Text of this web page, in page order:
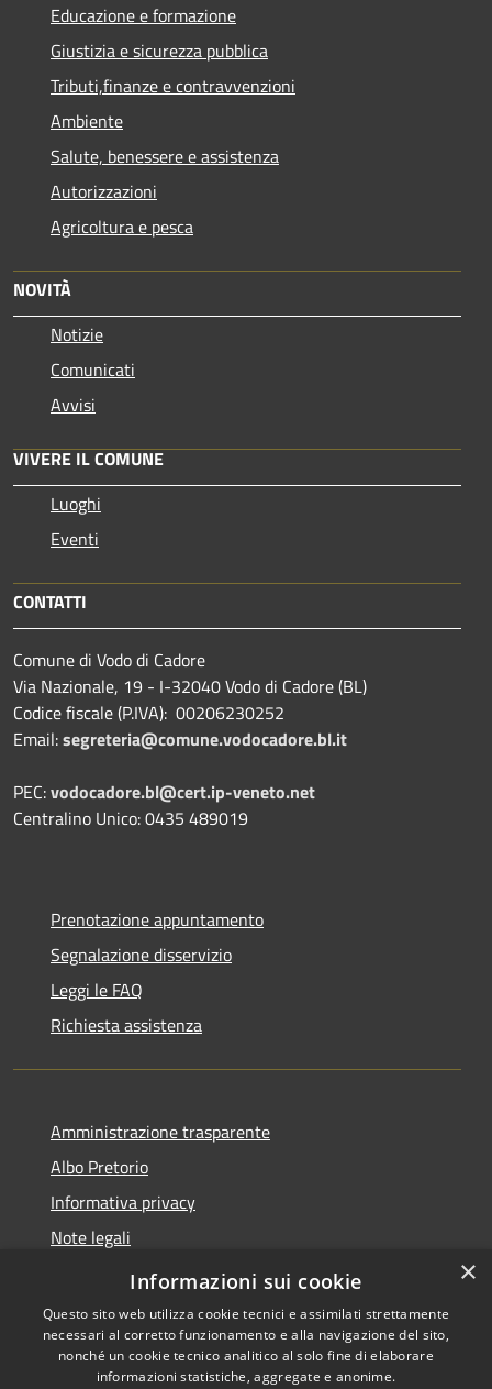
Educazione e formazione
Giustizia e sicurezza pubblica
Tributi,finanze e contravvenzioni
Ambiente
Salute, benessere e assistenza
Autorizzazioni
Agricoltura e pesca
NOVITÀ
Notizie
Comunicati
Avvisi
VIVERE IL COMUNE
Luoghi
Eventi
CONTATTI
Comune di Vodo di Cadore
Via Nazionale, 19 - I-32040 Vodo di Cadore (BL)
Codice fiscale (P.IVA): 00206230252
Email:segreteria@comune.vodocadore.bl.it
PEC:vodocadore.bl@cert.ip-veneto.net
Centralino Unico: 0435 489019
Prenotazione appuntamento
Segnalazione disservizio
Leggi le FAQ
Richiesta assistenza
Amministrazione trasparente
Albo Pretorio
Informativa privacy
Note legali
Dichiarazione di accessibilità
Copyright © 2026 • Comune di
×
Informazioni sui cookie
Questo sito web utilizza cookie tecnici e assimilati strettamente
necessari al corretto funzionamento e alla navigazione del sito,
nonché un cookie tecnico analitico al solo fine di elaborare
informazioni statistiche, aggregate e anonime.